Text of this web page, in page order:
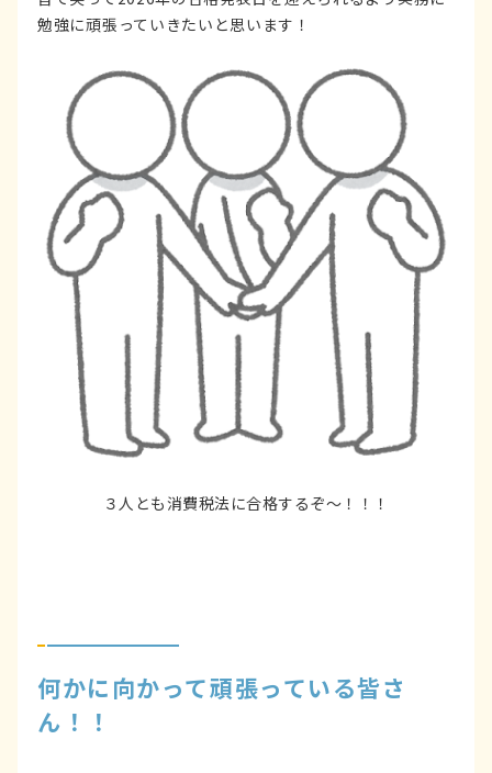
勉強に頑張っていきたいと思います！
３人とも消費税法に合格するぞ～！！！
何かに向かって頑張っている皆さ
ん！！